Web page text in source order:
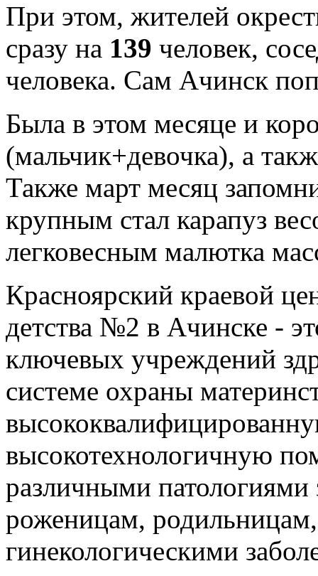
При этом, жителей
сразу на 139 человек,
человека. Сам Ачинск
Была в этом месяце и
(мальчик+девочка), а
Также март месяц
крупным стал карапуз
легковесным малютка
Красноярский краевой
детства №2 в Ачинске -
ключевых учреждений
системе охраны
высокотехнологичную
различными
роженицам,
гинекологическими